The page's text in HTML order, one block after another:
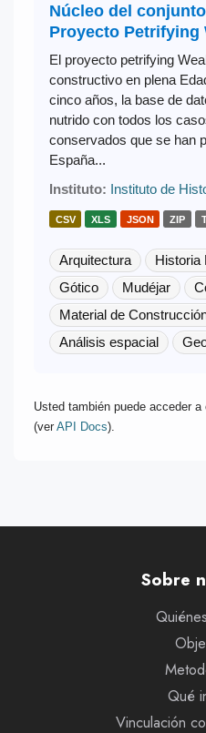
Núcleo del
Proyecto Petrifying
El proyecto petrifying
constructivo en plena
cinco años, la base de
nutrido con todos los
conservados que se han
España...
Instituto: Instituto de
CSV XLS JSON ZIP
Arquitectura Historia
Gótico
Mudéjar
Material de
Análisis espacial
Usted también puede acceder
(ver API Docs).
Sobre
Qué
Vinculación